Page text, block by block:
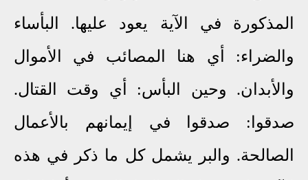
المذكورة في الآية يعود عليها. البأساء
والضراء: أي هنا المصائب في الأموال
والأبدان. وحين البأس: أي وقت القتال.
صدقوا: صدقوا في إيمانهم بالأعمال
الصالحة. والبر يشمل كل ما ذكر في هذه